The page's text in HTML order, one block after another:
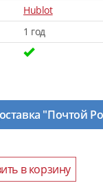
Hublot
1 год
"Почтой
в корзину